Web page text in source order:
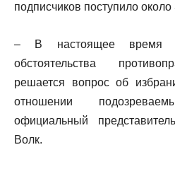
подписчиков поступило
– В настоящее время
обстоятельства
решается вопрос об
отношении
официальный
Волк.